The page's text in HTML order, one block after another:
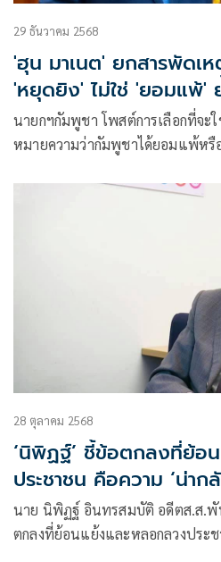
29 ธันวาคม 2568
'ฮุน มาเนต' ยกสารพัดเ
'หยุดยิง' ไม่ใช่ 'ยอมแพ้'
เวที JBC
นายกฯกัมพูชา โพสต์การเลือกที่จะ
หมายความว่ากัมพูชาได้ยอมแพ้หรื
28 ตุลาคม 2568
‘นิพิฏฐ์’ ชี้ข้อตกลงที่ย้อ
ประชาชน คือความ ‘น่าก
นาย นิพิฏฐ์ อินทรสมบัติ อดีตส.ส.พั
ตกลงที่ย้อนแย้งและหลอกลวงประ